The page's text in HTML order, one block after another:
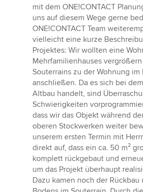
5
von
5
Sternen
mit dem ONE!CONTACT
uns auf diesem Wege gerne
ONE!CONTACT Team
vielleicht eine kurze
Projektes: Wir wollten eine
Mehrfamilienhauses
Souterrains zu der Wohnung im
anschließen. Da es sich bei
Altbau handelt, sind
Schwierigkeiten
dass wir das Objekt während
oberen Stockwerken weiter
unserem ersten Termin mit
direkt auf, dass ein ca. 50 m²
komplett rückgebaut und
um das Projekt überhaupt
Dazu kamen noch der Rückbau